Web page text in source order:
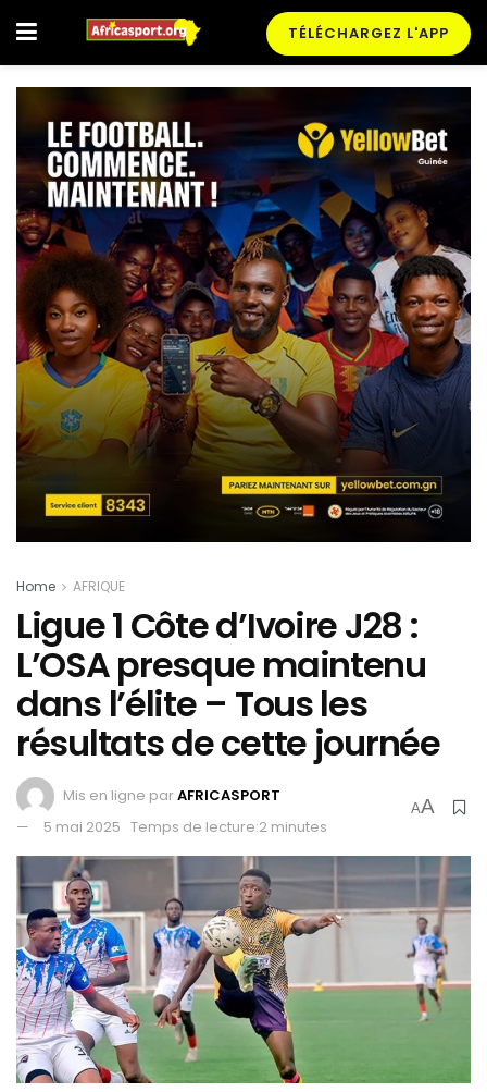
TÉLÉCHARGEZ L'APP
Home AFRIQUE
Ligue 1 Côte d’Ivoire J28 :
L’OSA presque maintenu
dans l’élite – Tous les
résultats de cette journée
Mis en ligne parAFRICASPORT
5 mai 2025 Temps de lecture:2 minutes
AA